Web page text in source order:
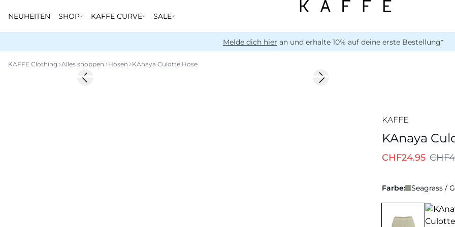
NEUHEITEN SHOP KAFFE CURVE SALE
Melde dich hier an und erhalte 10% auf deine erste Bestellung*
KAFFE Clothing Alles shoppen Hosen
KAnaya Culotte Hose
-50%Previous slide Next slide
KAFFE
KAnaya
CHF24.95
Farbe: Seagrass /